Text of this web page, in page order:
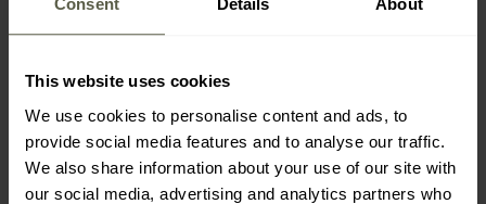
Consent Details About
This website uses cookies
We use cookies to personalise content and ads, to
provide social media features and to analyse our traffic.
We also share information about your use of our site with
our social media, advertising and analytics partners who
FINAL SALE
AKCE
Bushnell All Purpose
1 398 Kč
2 244 Kč
AKCE
2 240 Kč
3 867 Kč